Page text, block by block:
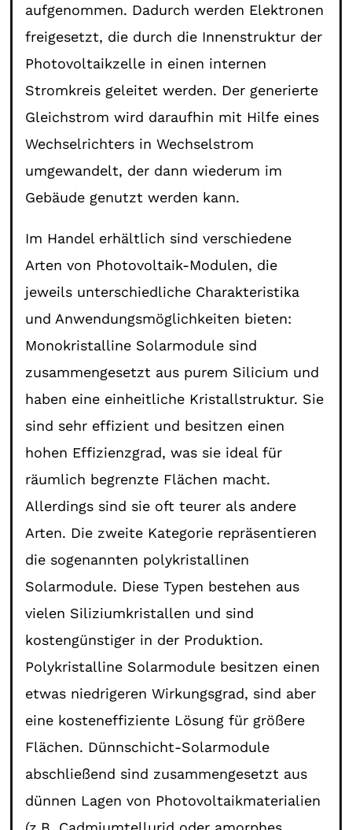
aufgenommen. Dadurch werden Elektronen
freigesetzt, die durch die Innenstruktur der
Photovoltaikzelle in einen internen
Stromkreis geleitet werden. Der generierte
Gleichstrom wird daraufhin mit Hilfe eines
Wechselrichters in Wechselstrom
umgewandelt, der dann wiederum im
Gebäude genutzt werden kann.
Im Handel erhältlich sind verschiedene
Arten von Photovoltaik-Modulen, die
jeweils unterschiedliche Charakteristika
und Anwendungsmöglichkeiten bieten:
Monokristalline Solarmodule sind
zusammengesetzt aus purem Silicium und
haben eine einheitliche Kristallstruktur. Sie
sind sehr effizient und besitzen einen
hohen Effizienzgrad, was sie ideal für
räumlich begrenzte Flächen macht.
Allerdings sind sie oft teurer als andere
Arten. Die zweite Kategorie repräsentieren
die sogenannten polykristallinen
Solarmodule. Diese Typen bestehen aus
vielen Siliziumkristallen und sind
kostengünstiger in der Produktion.
Polykristalline Solarmodule besitzen einen
etwas niedrigeren Wirkungsgrad, sind aber
eine kosteneffiziente Lösung für größere
Flächen. Dünnschicht-Solarmodule
abschließend sind zusammengesetzt aus
dünnen Lagen von Photovoltaikmaterialien